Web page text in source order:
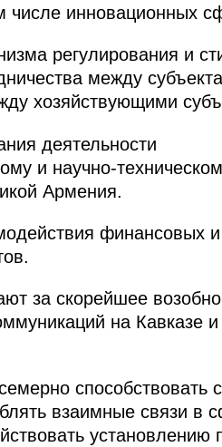
числе инновационных
регулирования и
между
хозяйствующими
деятельности
и научно-
Армения.
финансовых и
за скорейшее
на Кавказе и
способствовать
взаимные связи в
установлению